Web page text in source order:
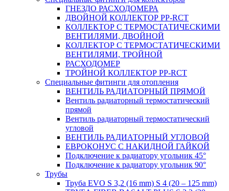
ГНЕЗДО РАСХОДОМЕРА
ДВОЙНОЙ КОЛЛЕКТОР PP-RCT
КОЛЛЕКТОР С ТЕРМОСТАТИЧЕСКИМИ
ВЕНТИЛЯМИ, ДВОЙНОЙ
КОЛЛЕКТОР С ТЕРМОСТАТИЧЕСКИМИ
ВЕНТИЛЯМИ, ТРОЙНОЙ
РАСХОДОМЕР
ТРОЙНОЙ КОЛЛЕКТОР PP-RCT
Специальные фитинги для отопления
ВЕНТИЛЬ РАДИАТОРНЫЙ ПРЯМОЙ
Вентиль радиаторный термостатический
прямой
Вентиль радиаторный термостатический
угловой
ВЕНТИЛЬ РАДИАТОРНЫЙ УГЛОВОЙ
ЕВРОКОНУС С НАКИДНОЙ ГАЙКОЙ
Подключение к радиатору угольник 45°
Подключение к радиатору угольник 90°
Трубы
Труба EVO S 3,2 (16 mm) S 4 (20 – 125 mm)